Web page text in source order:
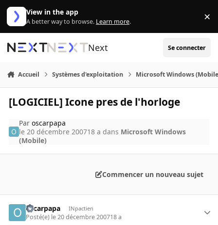
Aller au contenu
View in the app
A better way to browse. Learn more. ×
Next Se connecter
Accueil Systèmes d'exploitation Microsoft Windows
[LOGICIEL] Icone pres de l'horloge
Paroscarpapa
le 20 décembre 200718 a dans Microsoft Windows
(Mobile)
Commencer un nouveau sujet
oscarpapa INpactien
Posté(e) le 20 décembre 200718 a